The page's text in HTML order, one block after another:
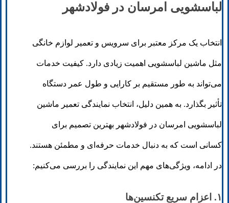
لباسشویی امرسان در فولادشهر
انتخاب یک مرکز معتبر برای سرویس و تعمیر لوازم خانگی
مثل ماشین لباسشویی اهمیت زیادی دارد. کیفیت خدمات
می‌تواند به طور مستقیم بر کارایی و طول عمر دستگاه
تأثیر بگذارد. به همین دلیل، انتخاب نمایندگی تعمیر ماشین
لباسشویی امرسان در فولادشهر بهترین تصمیم برای
کسانی است که به دنبال خدمات حرفه‌ای و مطمئن هستند.
در ادامه، ویژگی‌های مهم این نمایندگی را بررسی می‌کنیم:
۱. اعزام سریع تکنسین‌ها